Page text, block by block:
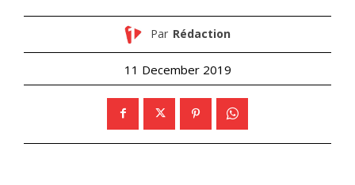
Par Rédaction
11 December 2019